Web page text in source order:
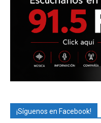
¡Síguenos en Facebook!